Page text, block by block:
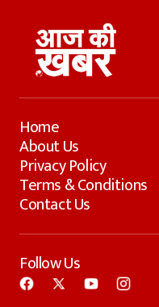
Home
About Us
Privacy Policy
Terms & Conditions
Contact Us
Follow Us